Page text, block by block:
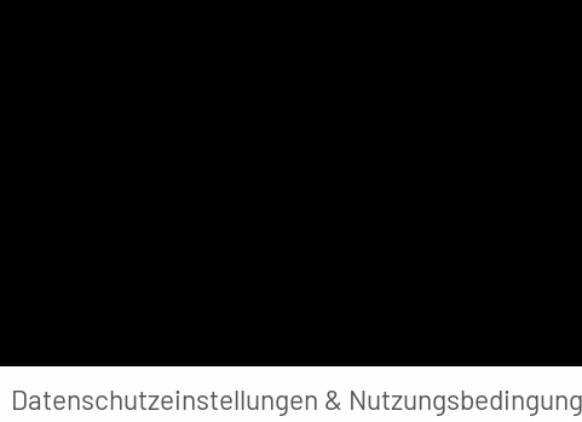
Datenschutzeinstellungen &